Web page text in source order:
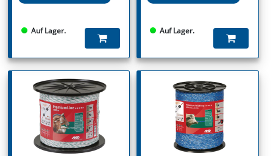
Auf Lager. Auf Lager.